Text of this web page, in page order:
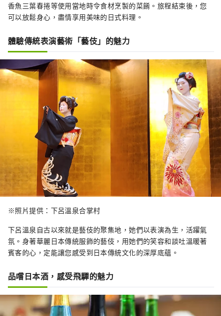
香魚三葉春捲等使用當地時令食材烹製的菜餚。旅程結束後，您
可以放鬆身心，盡情享用美味的日式料理。
體驗傳統表演藝術「藝伎」的魅力
※照片提供：下呂溫泉合掌村
下呂溫泉自古以來就是藝伎的聚集地，她們以表演為生，活躍氣
氛。身著華麗日本傳統服飾的藝伎，用她們的笑容和談吐溫暖著
賓客的心，定能讓您感受到日本傳統文化的深厚底蘊。
品嚐日本酒，感受飛驒的魅力